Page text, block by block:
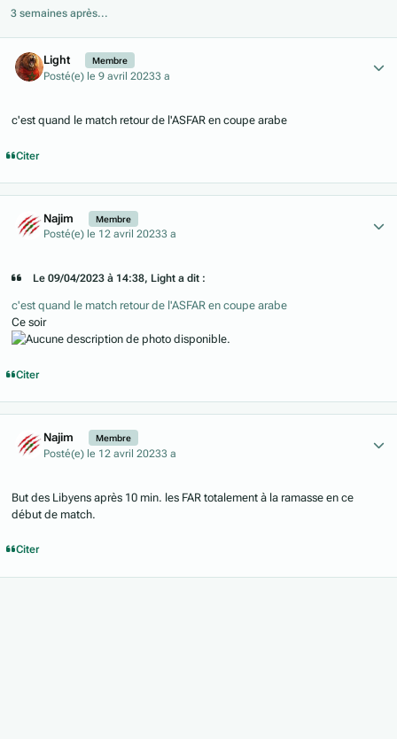
3 semaines après...
Light Membre
Posté(e) le 9 avril 20233 a
c'est quand le match retour de l'ASFAR en coupe arabe
Citer
Najim Membre
Posté(e) le 12 avril 20233 a
Le 09/04/2023 à 14:38, Light a dit :
c'est quand le match retour de l'ASFAR en coupe arabe
Ce soir
Citer
Najim Membre
Posté(e) le 12 avril 20233 a
But des Libyens après 10 min. les FAR totalement à la ramasse en ce
début de match.
Citer